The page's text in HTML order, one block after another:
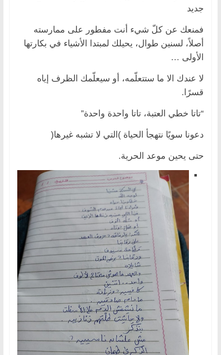
جديد
فمنعك عن كلّ شيء أنت مفطور على ممارسته
أصلاً، لسنين طوال، يحيلك لمبتدا الأشياء في بكارتها
الأولى …
لا عندك الا ما ستتعلّمه، أو سيعلّمك الظرف إياه
قسرًا.
“تاتا خطي العتبة، تاتا واحدة واحدة”
دعونا سويًا نتهجأ الحياة )التي لا تشبه غيرها(
حتى يحين موعد الحرية.